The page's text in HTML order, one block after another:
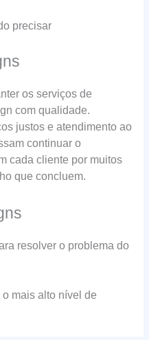
precisar
os serviços de
com qualidade.
justos e atendimento ao
continuar o
cada cliente por muitos
que concluem.
resolver o problema do
mais alto nível de